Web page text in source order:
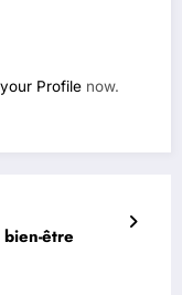
Profile now.
être